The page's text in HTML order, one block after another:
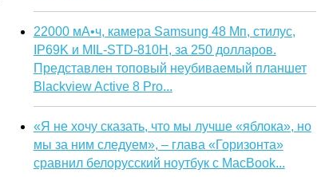
22000 мА•ч, камера Samsung 48 Мп, стилус,
IP69K и MIL-STD-810H, за 250 долларов.
Представлен топовый неубиваемый планшет
Blackview Active 8 Pro...
«Я не хочу сказать, что мы лучше «яблока», но
мы за ним следуем», – глава «Горизонта»
сравнил белорусский ноутбук с MacBook...